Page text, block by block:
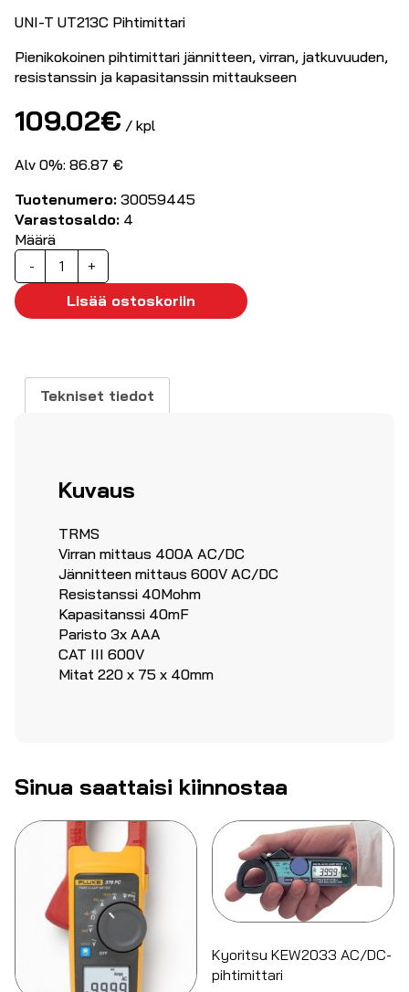
UNI-T UT213C Pihtimittari
Pienikokoinen pihtimittari jännitteen, virran, jatkuvuuden,
resistanssin ja kapasitanssin mittaukseen
109.02€ / kpl
Alv 0%: 86.87 €
Tuotenumero: 30059445
Varastosaldo: 4
Määrä
-
Virtapihti
400
AC/DC
True
määrä
+
Lisää ostoskoriin
Tekniset tiedot
Kuvaus
TRMS
Virran mittaus 400A AC/DC
Jännitteen mittaus 600V AC/DC
Resistanssi 40Mohm
Kapasitanssi 40mF
Paristo 3x AAA
CAT III 600V
Mitat 220 x 75 x 40mm
Sinua saattaisi kiinnostaa
Kyoritsu KEW2033 AC/DC-
pihtimittari